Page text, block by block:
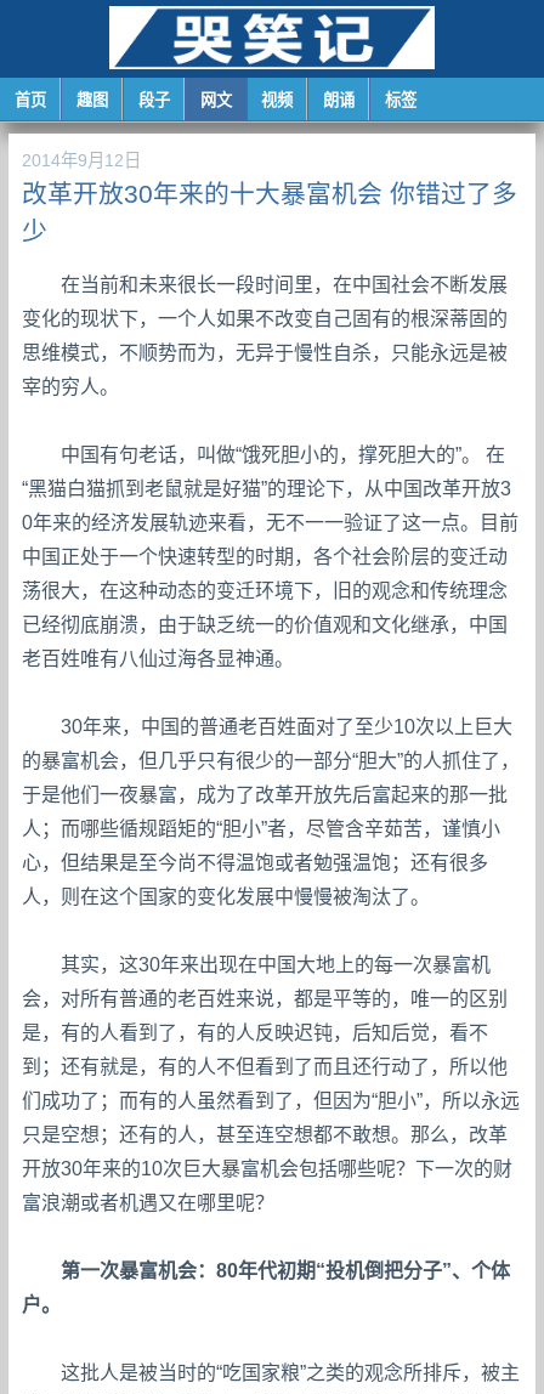
首页 趣图 段子 网文 视频 朗诵 标签
2014年9月12日
改革开放30年来的十大暴富机会 你错过了多
少
在当前和未来很长一段时间里，在中国社会不断发展
变化的现状下，一个人如果不改变自己固有的根深蒂固的
思维模式，不顺势而为，无异于慢性自杀，只能永远是被
宰的穷人。
中国有句老话，叫做“饿死胆小的，撑死胆大的”。 在
“黑猫白猫抓到老鼠就是好猫”的理论下，从中国改革开放3
0年来的经济发展轨迹来看，无不一一验证了这一点。目前
中国正处于一个快速转型的时期，各个社会阶层的变迁动
荡很大，在这种动态的变迁环境下，旧的观念和传统理念
已经彻底崩溃，由于缺乏统一的价值观和文化继承，中国
老百姓唯有八仙过海各显神通。
30年来，中国的普通老百姓面对了至少10次以上巨大
的暴富机会，但几乎只有很少的一部分“胆大”的人抓住了，
于是他们一夜暴富，成为了改革开放先后富起来的那一批
人；而哪些循规蹈矩的“胆小”者，尽管含辛茹苦，谨慎小
心，但结果是至今尚不得温饱或者勉强温饱；还有很多
人，则在这个国家的变化发展中慢慢被淘汰了。
其实，这30年来出现在中国大地上的每一次暴富机
会，对所有普通的老百姓来说，都是平等的，唯一的区别
是，有的人看到了，有的人反映迟钝，后知后觉，看不
到；还有就是，有的人不但看到了而且还行动了，所以他
们成功了；而有的人虽然看到了，但因为“胆小”，所以永远
只是空想；还有的人，甚至连空想都不敢想。那么，改革
开放30年来的10次巨大暴富机会包括哪些呢？下一次的财
富浪潮或者机遇又在哪里呢？
第一次暴富机会：80年代初期“投机倒把分子”、个体
户。
这批人是被当时的“吃国家粮”之类的观念所排斥，被主